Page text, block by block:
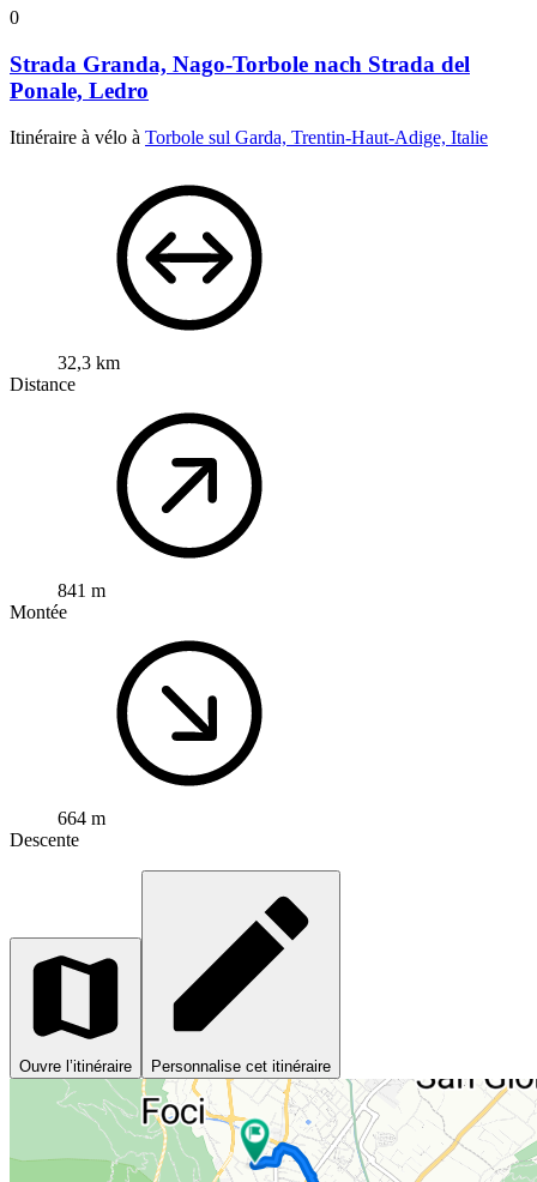
0
Strada Granda, Nago-Torbole nach Strada del
Ponale, Ledro
Itinéraire à vélo à Torbole sul Garda, Trentin-Haut-Adige, Italie
32,3 km
Distance
841 m
Montée
664 m
Descente
Ouvre l’itinéraire Personnalise cet itinéraire